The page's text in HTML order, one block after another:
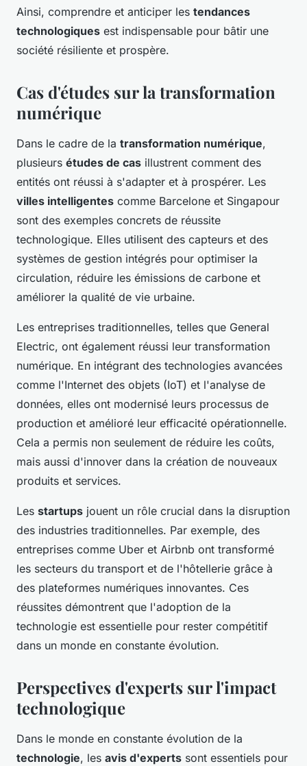
Ainsi, comprendre et anticiper les tendances
technologiques est indispensable pour bâtir une
société résiliente et prospère.
Cas d'études sur la transformation
numérique
Dans le cadre de la transformation numérique,
plusieurs études de cas illustrent comment des
entités ont réussi à s'adapter et à prospérer. Les
villes intelligentes comme Barcelone et Singapour
sont des exemples concrets de réussite
technologique. Elles utilisent des capteurs et des
systèmes de gestion intégrés pour optimiser la
circulation, réduire les émissions de carbone et
améliorer la qualité de vie urbaine.
Les entreprises traditionnelles, telles que General
Electric, ont également réussi leur transformation
numérique. En intégrant des technologies avancées
comme l'Internet des objets (IoT) et l'analyse de
données, elles ont modernisé leurs processus de
production et amélioré leur efficacité opérationnelle.
Cela a permis non seulement de réduire les coûts,
mais aussi d'innover dans la création de nouveaux
produits et services.
Les startups jouent un rôle crucial dans la disruption
des industries traditionnelles. Par exemple, des
entreprises comme Uber et Airbnb ont transformé
les secteurs du transport et de l'hôtellerie grâce à
des plateformes numériques innovantes. Ces
réussites démontrent que l'adoption de la
technologie est essentielle pour rester compétitif
dans un monde en constante évolution.
Perspectives d'experts sur l'impact
technologique
Dans le monde en constante évolution de la
technologie, les avis d'experts sont essentiels pour